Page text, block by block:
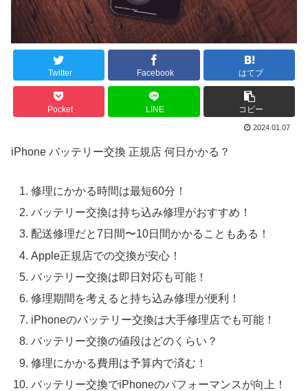
Twitter Facebook はてブ
Pocket LINE コピー
2024.01.07
iPhone バッテリー交換 正規店 何日かかる？
修理にかかる時間は最短60分！
バッテリー交換は持ち込み修理がおすすめ！
配送修理だと7日間〜10日間かかることもある！
Apple正規店での交換が安心！
バッテリー交換は即日対応も可能！
修理期間を考えると持ち込み修理が便利！
iPhoneのバッテリー交換は大手修理店でも可能！
バッテリー交換の値段はどのくらい？
修理にかかる費用は予算内で済む！
バッテリー交換でiPhoneのパフォーマンスが向上！